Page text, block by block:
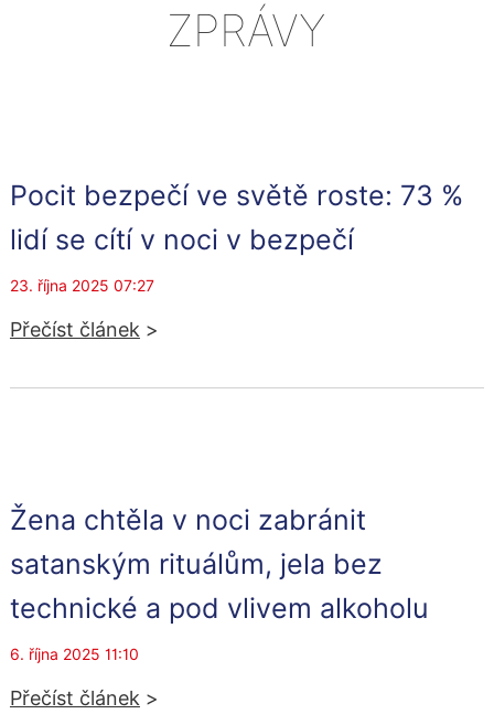
ZPRÁVY
Pocit bezpečí ve světě roste: 73 %
lidí se cítí v noci v bezpečí
23. října 2025 07:27
Přečíst článek >
Žena chtěla v noci zabránit
satanským rituálům, jela bez
technické a pod vlivem alkoholu
6. října 2025 11:10
Přečíst článek >